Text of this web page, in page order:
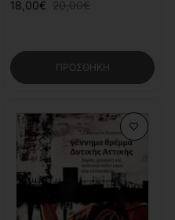
18,00€ 20,00€
ΠΡΟΣΘΉΚΗ